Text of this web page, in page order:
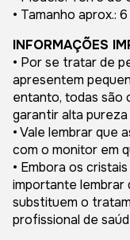
• Tamanho aprox.:
INFORMAÇÕES
• Por se tratar de
apresentem
entanto, todas são
garantir alta
• Vale lembrar que
com o monitor em
• Embora os
importante lembrar
substituem o
profissional de